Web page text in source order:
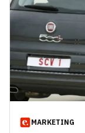
MARKETING